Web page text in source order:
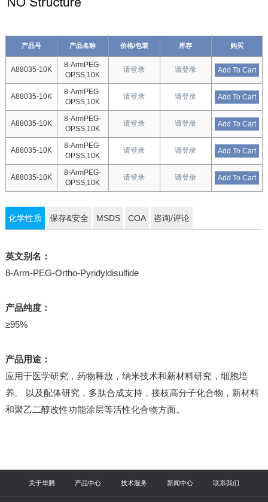
产品号 产品名称 价格/包装 库存 购买
A88035-10K
8-ArmPEG-
OPSS,10K
请登录 请登录 Add To Cart
A88035-10K
8-ArmPEG-
OPSS,10K
请登录 请登录 Add To Cart
A88035-10K
8-ArmPEG-
OPSS,10K
请登录 请登录 Add To Cart
A88035-10K
8-ArmPEG-
OPSS,10K
请登录 请登录 Add To Cart
A88035-10K
8-ArmPEG-
OPSS,10K
请登录 请登录 Add To Cart
化学性质 保存&安全 MSDS COA 咨询/评论
英文别名：
8-Arm-PEG-Ortho-Pyridyldisulfide
产品纯度：
≥95%
产品用途：
应用于医学研究，药物释放，纳米技术和新材料研究，细胞培
养。 以及配体研究，多肽合成支持，接枝高分子化合物，新材料
和聚乙二醇改性功能涂层等活性化合物方面。
关于华腾 产品中心 技术服务 新闻中心 联系我们